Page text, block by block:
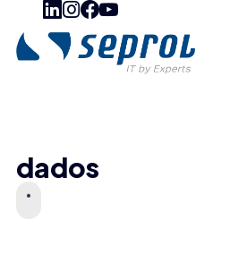
dados